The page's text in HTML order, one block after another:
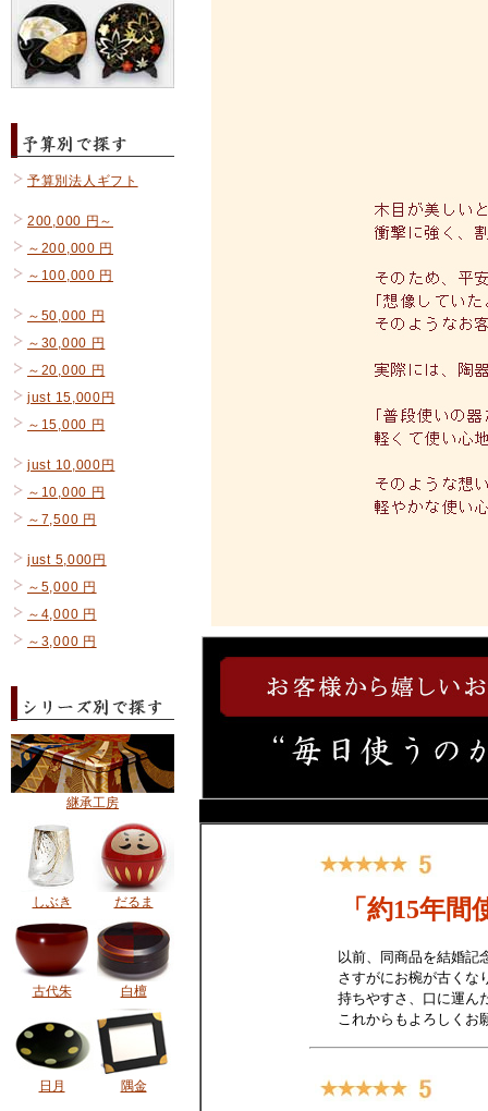
予算別法人ギフト
200,000 円～
～200,000 円
～100,000 円
～50,000 円
～30,000 円
～20,000 円
just 15,000円
～15,000 円
just 10,000円
～10,000 円
～7,500 円
just 5,000円
～5,000 円
～4,000 円
～3,000 円
継承工房
しぶき だるま
古代朱 白檀
日月 隅金